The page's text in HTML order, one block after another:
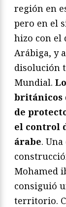
región en
pero en el
hizo con el
Arábiga, y
disolución
Mundial.
británicos
de
el control
árabe.
Mohamed
consiguió
territorio.